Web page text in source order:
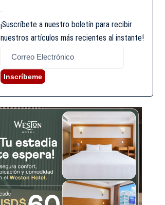
¡Suscríbete a nuestro boletín para recibir
nuestros artículos más recientes al instante!
Inscríbeme